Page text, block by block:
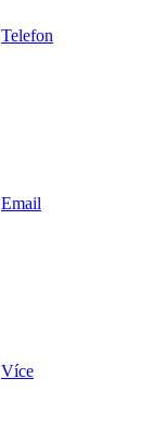
Telefon
Email
Více